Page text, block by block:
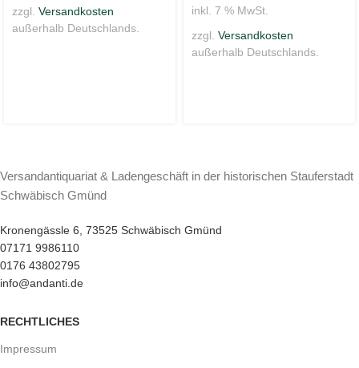
zzgl. Versandkosten
außerhalb Deutschlands.
inkl. 7 % MwSt.
zzgl. Versandkosten
außerhalb Deutschlands.
Versandantiquariat & Ladengeschäft in der historischen Stauferstadt
Schwäbisch Gmünd
Kronengässle 6, 73525 Schwäbisch Gmünd
07171 9986110
0176 43802795
info@andanti.de
RECHTLICHES
Impressum